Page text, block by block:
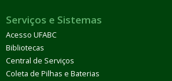
Serviços e Sistemas
Acesso UFABC
Bibliotecas
Central de Serviços
Coleta de Pilhas e Baterias